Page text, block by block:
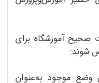
صحیح آموزشگاه برای
شوند:
موجود به‌عنوان